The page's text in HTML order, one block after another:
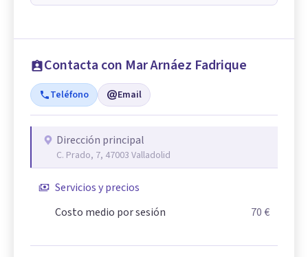
Contacta con Mar Arnáez Fadrique
Teléfono Email
Dirección principal
C. Prado, 7, 47003 Valladolid
Servicios y precios
Costo medio por sesión
70 €